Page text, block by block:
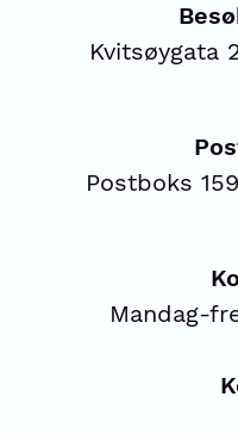
Kvitsøygata
Postboks
Mandag-